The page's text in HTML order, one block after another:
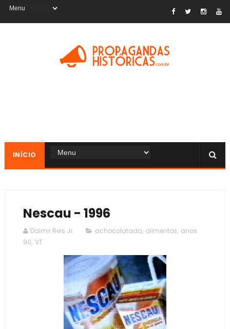
INÍCIO
Nescau - 1996
Dalmir Reis Jr. achocolatado, alimentos, anos
90, VT